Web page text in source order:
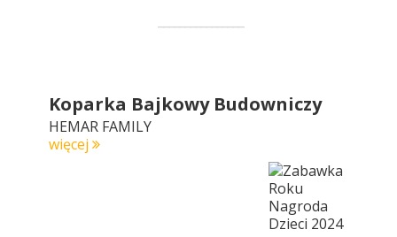
Koparka Bajkowy Budowniczy
HEMAR FAMILY
więcej